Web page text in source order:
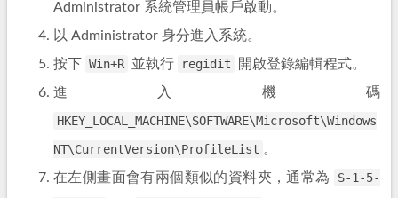
Administrator 系統管理員帳戶啟動。
以 Administrator 身分進入系統。
按下
Win+R 並執行 regidit
開啟登錄編輯程式。
進入機碼
HKEY_LOCAL_MACHINE\SOFTWARE\Microsoft\Windows
NT\CurrentVersion\ProfileList 。
在左側畫面會有兩個類似的資料夾，通常為
S-1-5-